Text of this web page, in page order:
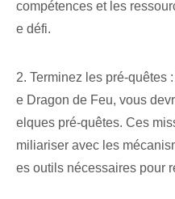
compétences et les
e défi.
2. Terminez les pré-quêtes
e Dragon de Feu, vous
elques pré-quêtes. Ces
miliariser avec les
es outils nécessaires pour